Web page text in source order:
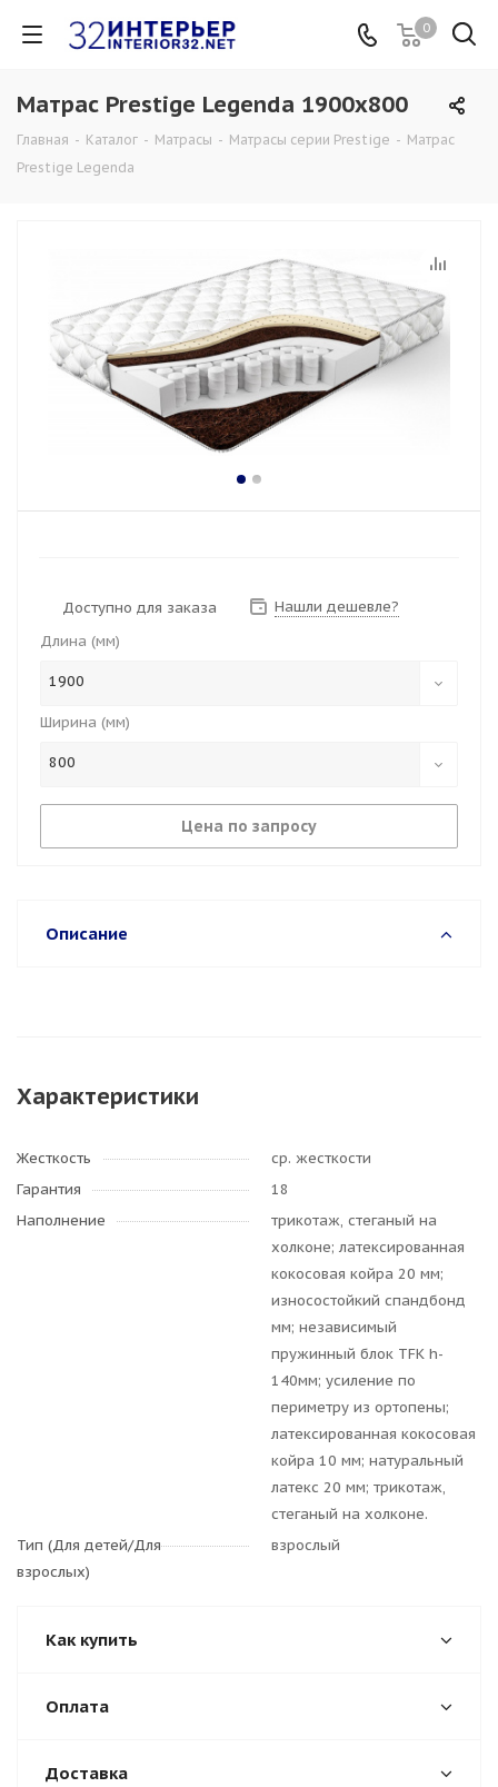
0
Матрас Prestige Legenda 1900x800
Главная - Каталог - Матрасы - Матрасы серии Prestige - Матрас
Prestige Legenda
Доступно для заказа
Нашли дешевле?
Длина (мм)
1900
Ширина (мм)
800
Цена по запросу
Описание
Характеристики
Жесткость
ср. жесткости
Гарантия
18
Наполнение
трикотаж, стеганый на
холконе; латексированная
кокосовая койра 20 мм;
износостойкий спандбонд
мм; независимый
пружинный блок TFK h-
140мм; усиление по
периметру из ортопены;
латексированная кокосовая
койра 10 мм; натуральный
латекс 20 мм; трикотаж,
стеганый на холконе.
Тип (Для детей/Для
взрослых)
взрослый
Как купить
Оплата
Доставка